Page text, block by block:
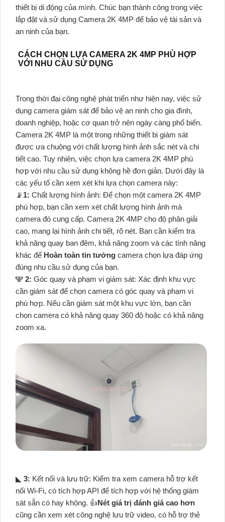
thiết bị di động của mình. Chúc bạn thành công trong việc
lắp đặt và sử dụng Camera 2K 4MP để bảo vệ tài sản và
an ninh của bạn.
CÁCH CHỌN LỰA CAMERA 2K 4MP PHÙ HỢP
VỚI NHU CẦU SỬ DỤNG
Trong thời đại công nghệ phát triển như hiện nay, việc sử
dụng camera giám sát để bảo vệ an ninh cho gia đình,
doanh nghiệp, hoặc cơ quan trở nên ngày càng phổ biến.
Camera 2K 4MP là một trong những thiết bị giám sát
được ưa chuộng với chất lượng hình ảnh sắc nét và chi
tiết cao. Tuy nhiên, việc chọn lựa camera 2K 4MP phù
hợp với nhu cầu sử dụng không hề đơn giản. Dưới đây là
các yếu tố cần xem xét khi lựa chọn camera này:
📡1: Chất lượng hình ảnh: Để chọn một camera 2K 4MP
phù hợp, bạn cần xem xét chất lượng hình ảnh mà
camera đó cung cấp. Camera 2K 4MP cho độ phân giải
cao, mang lại hình ảnh chi tiết, rõ nét. Bạn cần kiểm tra
khả năng quay ban đêm, khả năng zoom và các tính năng
khác để Hoàn toàn tin tưởng camera chọn lựa đáp ứng
đúng nhu cầu sử dụng của bạn.
️🕎 2: Góc quay và phạm vi giám sát: Xác định khu vực
cần giám sát để chọn camera có góc quay và phạm vi
phù hợp. Nếu cần giám sát một khu vực lớn, bạn cần
chọn camera có khả năng quay 360 độ hoặc có khả năng
zoom xa.
◣ 3: Kết nối và lưu trữ: Kiểm tra xem camera hỗ trợ kết
nối Wi-Fi, có tích hợp API để tích hợp với hệ thống giám
sát sẵn có hay không. 👍Nét giá trị đánh giá cao hơn
cũng cần xem xét công nghệ lưu trữ video, có hỗ trợ thẻ